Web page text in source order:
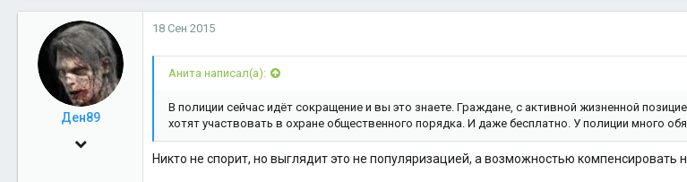
Ден89
4 Дек 2009
18 Сен 2015
Анита написал(а):
В полиции сейчас идёт сокращение и вы это знаете. Граждане, с активной жизненной
хотят участвовать в охране общественного порядка. И даже бесплатно. У полиции много
Никто не спорит, но выглядит это не популяризацией, а возможностью компенсировать